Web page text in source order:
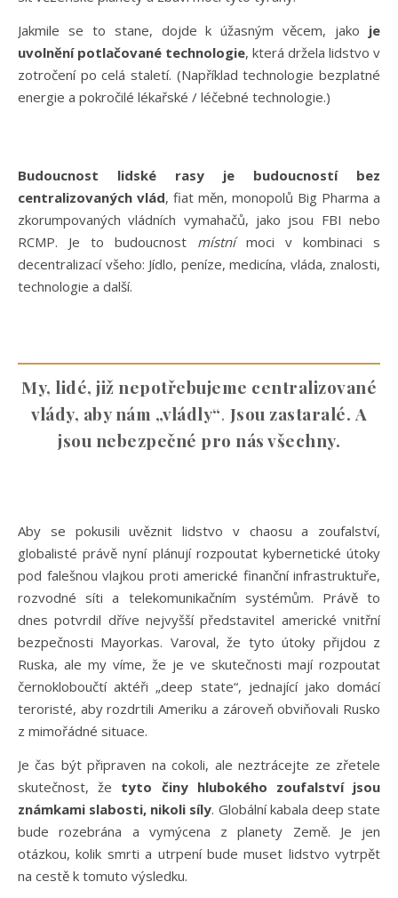
Jakmile se to stane, dojde k úžasným věcem, jako je
uvolnění potlačované technologie, která držela lidstvo v
zotročení po celá staletí. (Například technologie bezplatné
energie a pokročilé lékařské / léčebné technologie.)
Budoucnost lidské rasy je budoucností bez
centralizovaných vlád, fiat měn, monopolů Big Pharma a
zkorumpovaných vládních vymahačů, jako jsou FBI nebo
RCMP. Je to budoucnost místnímoci v kombinaci s
decentralizací všeho: Jídlo, peníze, medicína, vláda, znalosti,
technologie a další.
My, lidé, již nepotřebujeme centralizované
vlády, aby nám „vládly“. Jsou zastaralé. A
jsou nebezpečné pro nás všechny.
Aby se pokusili uvěznit lidstvo v chaosu a zoufalství,
globalisté právě nyní plánují rozpoutat kybernetické útoky
pod falešnou vlajkou proti americké finanční infrastruktuře,
rozvodné síti a telekomunikačním systémům. Právě to
dnes potvrdil dříve nejvyšší představitel americké vnitřní
bezpečnosti Mayorkas. Varoval, že tyto útoky přijdou z
Ruska, ale my víme, že je ve skutečnosti mají rozpoutat
černokloboučtí aktéři „deep state“, jednající jako domácí
teroristé, aby rozdrtili Ameriku a zároveň obviňovali Rusko
z mimořádné situace.
Je čas být připraven na cokoli, ale neztrácejte ze zřetele
skutečnost, že tyto činy hlubokého zoufalství jsou
známkami slabosti, nikoli síly. Globální kabala deep state
bude rozebrána a vymýcena z planety Země. Je jen
otázkou, kolik smrti a utrpení bude muset lidstvo vytrpět
na cestě k tomuto výsledku.